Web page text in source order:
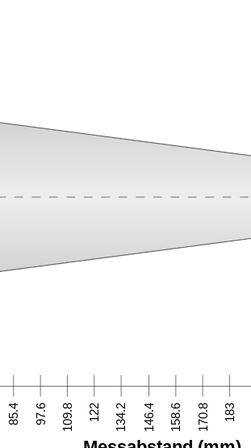
85.4 97.6 109.8 122 134.2 146.4 158.6 170.8 183